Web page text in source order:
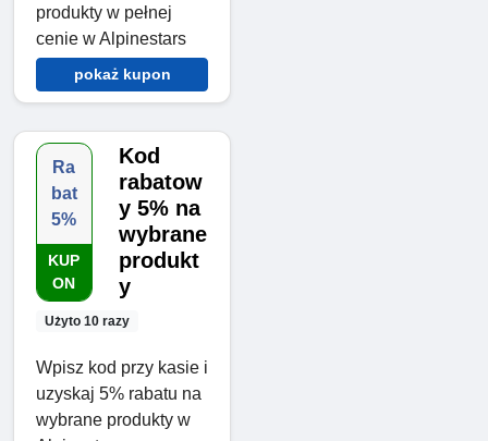
produkty w pełnej
cenie w Alpinestars
pokaż kupon
Ra
bat
5%
KUP
ON
Użyto 10 razy
Kod
rabatow
y 5% na
wybrane
produkt
y
Wpisz kod przy kasie i
uzyskaj 5% rabatu na
wybrane produkty w